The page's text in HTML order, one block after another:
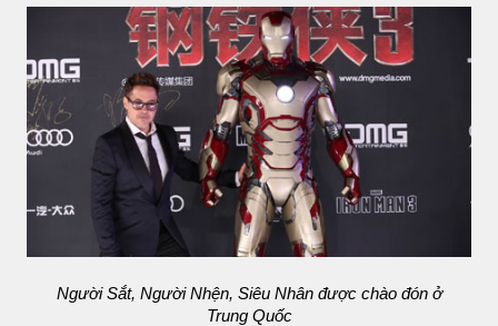
Người Sắt, Người Nhện, Siêu Nhân được chào đón ở
Trung Quốc